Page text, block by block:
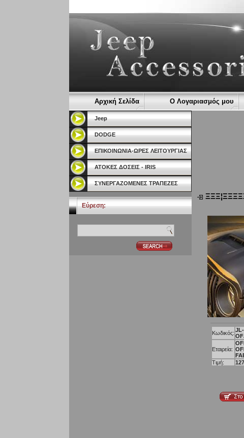
Αρχική Σελίδα Ο Λογαριασμός μου
Jeep
DODGE
ΕΠΙΚΟΙΝΩΝΙΑ-ΩΡΕΣ ΛΕΙΤΟΥΡΓΙΑΣ
ΑΤΟΚΕΣ ΔΟΣΕΙΣ - IRIS
ΣΥΝΕΡΓΑΖΟΜΕΝΕΣ ΤΡΑΠΕΖΕΣ
Εύρεση:
Κωδικός: JL-
Εταιρεία:
Τιμή: